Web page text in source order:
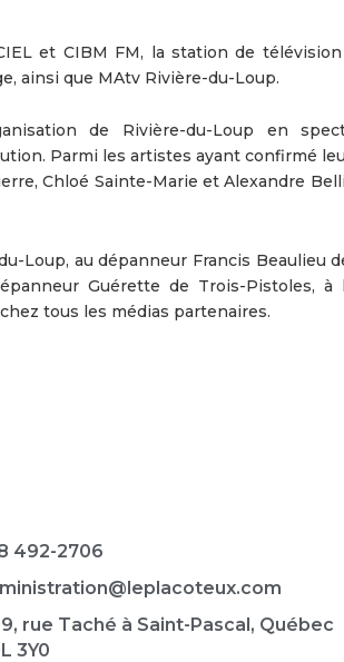
et CIBM FM, la station de télévision
ainsi que MAtv Rivière-du-Loup.
de Rivière-du-Loup en
Parmi les artistes ayant confirmé
Chloé Sainte-Marie et Alexandre
Loup, au dépanneur Francis Beaulieu
Guérette de Trois-Pistoles, à
tous les médias partenaires.
492-2706
rue Taché à Saint-Pascal, Québec
3Y0